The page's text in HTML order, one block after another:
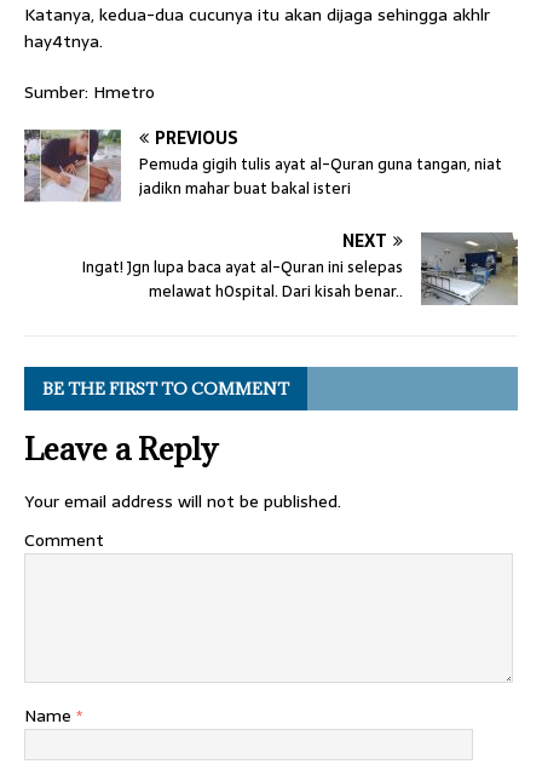
Katanya, kedua-dua cucunya itu akan dijaga sehingga akhlr
hay4tnya.
Sumber: Hmetro
PREVIOUS
Pemuda gigih tulis ayat al-Quran guna tangan, niat
jadikn mahar buat bakal isteri
NEXT
Ingat! Jgn lupa baca ayat al-Quran ini selepas
melawat h0spital. Dari kisah benar..
BE THE FIRST TO COMMENT
Leave a Reply
Your email address will not be published.
Comment
Name *